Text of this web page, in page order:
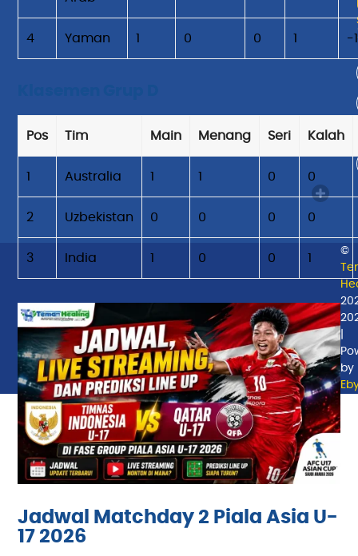
4 Yaman 1 0 0 1 -1
Pos Tim Main Menang Seri Kalah
1 Australia 1 1 0 0
2 Uzbekistan 0 0 0 0
3 India 1 0 0 1
Jadwal Matchday 2 Piala Asia U-
17 2026
©
|
by